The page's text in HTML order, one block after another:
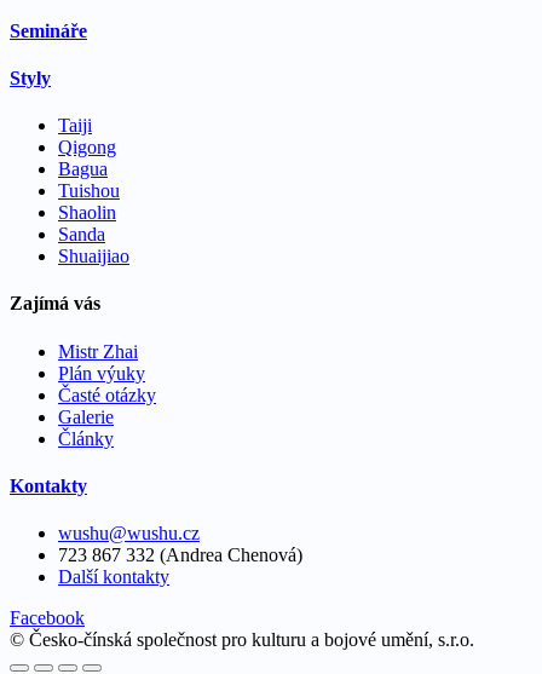
Semináře
Styly
Taiji
Qigong
Bagua
Tuishou
Shaolin
Sanda
Shuaijiao
Zajímá vás
Mistr Zhai
Plán výuky
Časté otázky
Galerie
Články
Kontakty
wushu@wushu.cz
723 867 332 (Andrea Chenová)
Další kontakty
Facebook
© Česko-čínská společnost pro kulturu a bojové umění, s.r.o.